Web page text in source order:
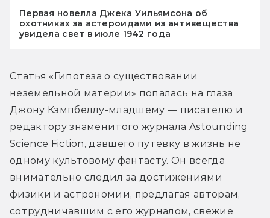
Первая новелла Джека Уильямсона об
охотниках за астероидами из антивещества
увидела свет в июле 1942 года
Статья «Гипотеза о существовании
неземельной материи» попалась на глаза
Джону Кэмпбеллу-младшему — писателю и
редактору знаменитого журнала Astounding
Science Fiction, давшего путёвку в жизнь не
одному культовому фантасту. Он всегда
внимательно следил за достижениями
физики и астрономии, предлагая авторам,
сотрудничавшим с его журналом, свежие